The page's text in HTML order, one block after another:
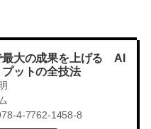
最大の成果を上げる AI
ットの全技法
4-7762-1458-8